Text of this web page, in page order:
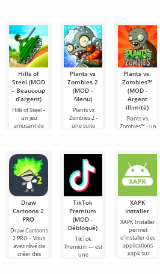
Hills of
Steel (MOD
– Beaucoup
d’argent)
Hills of Steel –
un jeu
amusant de
style cartoon
coloré. La
Plants vs
Zombies 2
(MOD -
Menu)
Plants vs
Zombies 2 -
une suite
récompensé
par plus de
Plants vs.
Zombies™
(MOD -
Argent
illimité)
Plants vs.
Zombies™ - un
populaire dans
son
Draw
Cartoons 2
PRO
Draw Cartoons
2 PRO – Vous
avez rêvé de
créer des
TikTok
Premium
(MOD -
Débloqué)
TikTok
Premium — est
une
XAPK
Installer
XAPK Installer
permet
d'installer des
applications
.xapk sur